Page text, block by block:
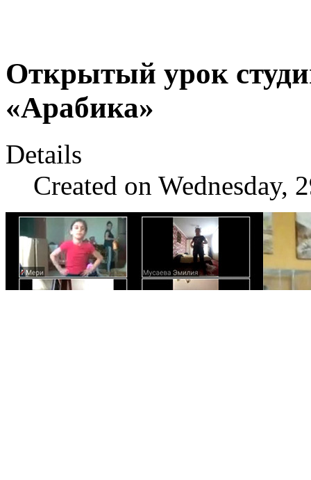
Открытый урок
«Арабика»
Details
Created on Wednesday,